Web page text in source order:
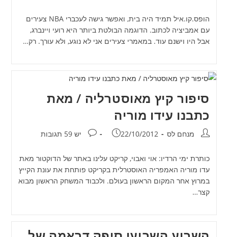
הופס.קו.איל תמיד היה בית, ואפשר גישה לעכברי NBA צעירים
עם אמביציה לכתוב. הדוגמה הבולטת ביותר היא רועי ויינברג,
אבל היו וישנם עוד. במאמרי צעירים אני לא נוגע, ולא עורך. רק…
סיפור קיץ מאוסטרליה / מאת
כתבנו עידו מוריה
מחבר:מנחם לס פורסם:
22/10/2012 תגובות:
יש 59 תגובות
כותרת ימי הרדיו: אוי ואבוי, קריקט עלינו באתר של הדוקטור מאת
עדו מוריה האמפריה האוסטרלית בקריקט פותחת את עונת הקייץ
במרוץ אחר המקום הראשון בעולם. ולכבוד המשחק הראשון מבוא
קצר…